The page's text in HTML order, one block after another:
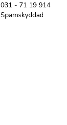
031 - 71 19 914
Spamskyddad